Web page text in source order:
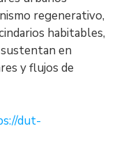
regenerativo,
habitables,
en
y flujos de
dut-